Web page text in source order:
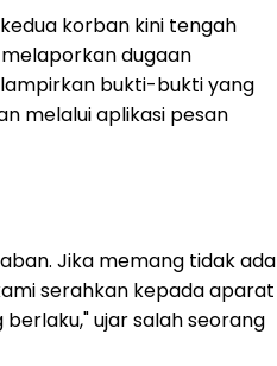
korban kini tengah
dugaan
bukti-bukti yang
melalui aplikasi pesan
Jika memang tidak ada
serahkan kepada aparat
ujar salah seorang